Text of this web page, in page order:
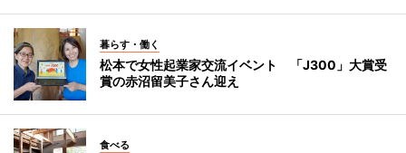
暮らす・働く
松本で女性起業家交流イベント 「J300」大賞受
賞の赤沼留美子さん迎え
食べる